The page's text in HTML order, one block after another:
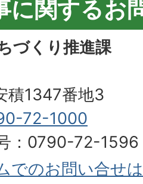
に関するお
づくり推進課
積1347番地3
72-1000
：0790-72-1596
でのお問い合せ